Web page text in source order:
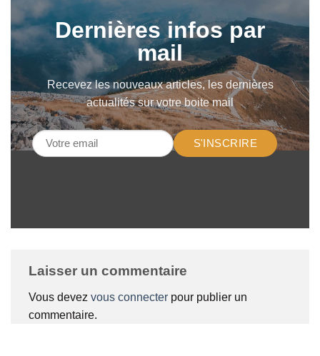
Dernières infos par
mail
Recevez les nouveaux articles, les dernières
actualités sur votre boite mail
S'INSCRIRE
Laisser un commentaire
Vous devez vous connecter pour publier un
commentaire.